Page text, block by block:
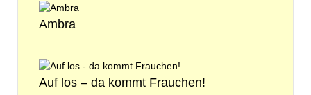
Ambra
Auf los – da kommt Frauchen!